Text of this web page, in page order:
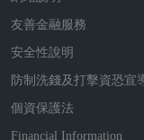
股票
市場快訊》高市
市帶來正面展望
2026/02